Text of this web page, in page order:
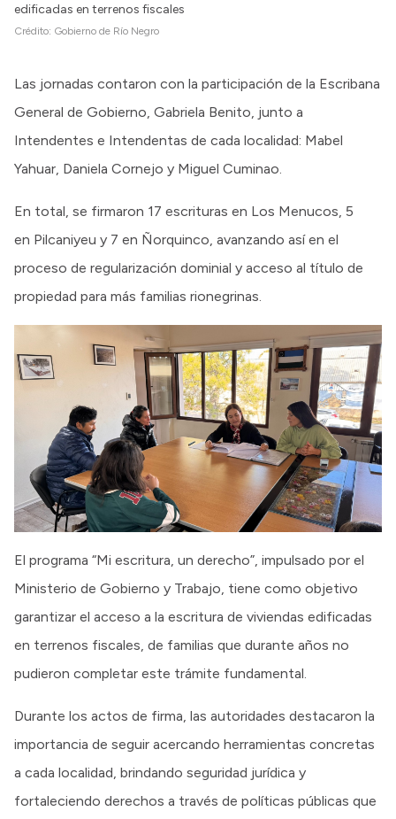
edificadas en terrenos fiscales
Crédito: Gobierno de Río Negro
Las jornadas contaron con la participación de la Escribana
General de Gobierno, Gabriela Benito, junto a
Intendentes e Intendentas de cada localidad: Mabel
Yahuar, Daniela Cornejo y Miguel Cuminao.
En total, se firmaron 17 escrituras en Los Menucos, 5
en Pilcaniyeu y 7 en Ñorquinco, avanzando así en el
proceso de regularización dominial y acceso al título de
propiedad para más familias rionegrinas.
El programa “Mi escritura, un derecho”, impulsado por el
Ministerio de Gobierno y Trabajo, tiene como objetivo
garantizar el acceso a la escritura de viviendas edificadas
en terrenos fiscales, de familias que durante años no
pudieron completar este trámite fundamental.
Durante los actos de firma, las autoridades destacaron la
importancia de seguir acercando herramientas concretas
a cada localidad, brindando seguridad jurídica y
fortaleciendo derechos a través de políticas públicas que